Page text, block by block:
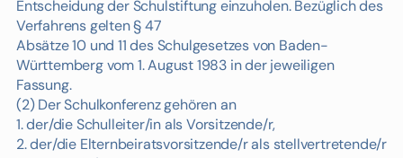
Entscheidung der Schulstiftung einzuholen. Bezüglich des
Verfahrens gelten § 47
Absätze 10 und 11 des Schulgesetzes von Baden-
Württemberg vom 1. August 1983 in der jeweiligen
Fassung.
(2) Der Schulkonferenz gehören an
1. der/die Schulleiter/in als Vorsitzende/r,
2. der/die Elternbeiratsvorsitzende/r als stellvertretende/r